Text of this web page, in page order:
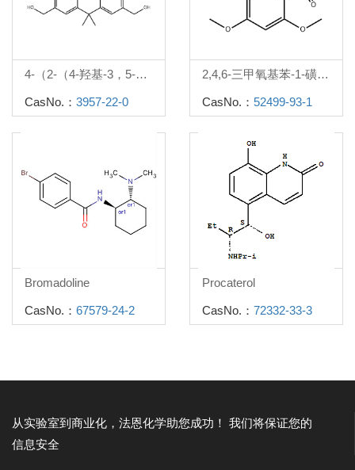
4-（2-（4-羟基-3，5-二（羟甲基）苯基）丙-2-基）-2，6-二（羟甲基）苯酚
CasNo.： 3957-22-0
2,4,6-三甲氧基苯-1-磺酰氯
CasNo.： 52499-93-1
Bromadoline
CasNo.： 67579-24-2
Procaterol
CasNo.： 72332-33-3
从实验室到商业化，法恩化学助您成功！ 我们将保证您的
信息安全